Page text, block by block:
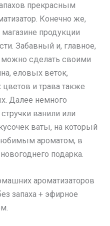
прекрасным
Конечно же,
продукции
Забавный и, главное,
можно сделать своими
еловых веток,
и трава также
Далее немного
ванили или
ваты, на который
ароматом, в
подарка.
ароматизаторов
запаха + эфирное